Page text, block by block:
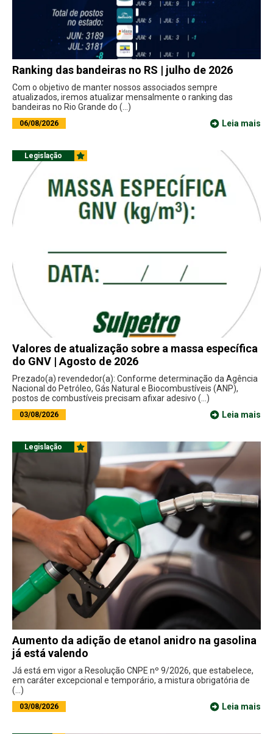
Ranking das bandeiras no RS | julho de 2026
Com o objetivo de manter nossos associados sempre
atualizados, iremos atualizar mensalmente o ranking das
bandeiras no Rio Grande do (...)
06/08/2026 Leia mais
Legislação
Valores de atualização sobre a massa específica
do GNV | Agosto de 2026
Prezado(a) revendedor(a): Conforme determinação da Agência
Nacional do Petróleo, Gás Natural e Biocombustíveis (ANP),
postos de combustíveis precisam afixar adesivo (...)
03/08/2026 Leia mais
Legislação
Aumento da adição de etanol anidro na gasolina
já está valendo
Já está em vigor a Resolução CNPE nº 9/2026, que estabelece,
em caráter excepcional e temporário, a mistura obrigatória de
(...)
03/08/2026 Leia mais